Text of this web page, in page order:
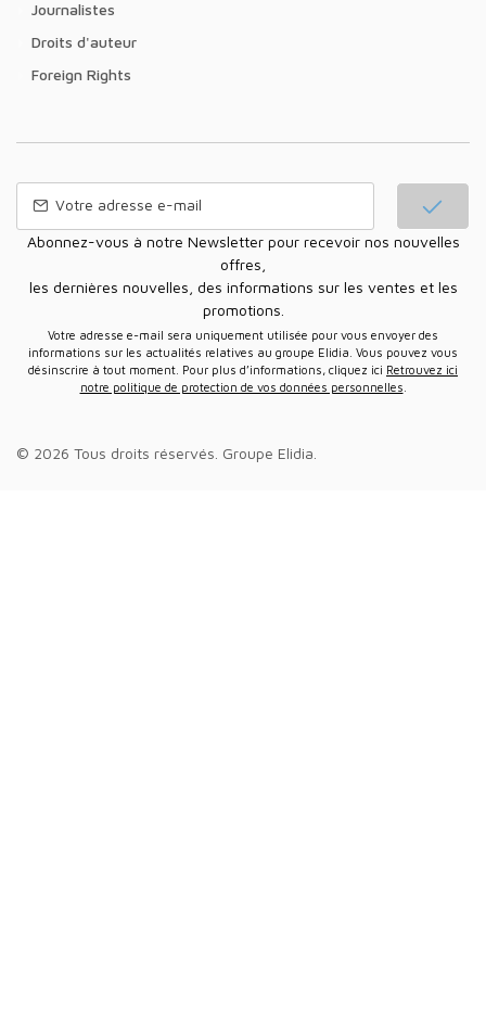
Journalistes
Droits d'auteur
Foreign Rights
Abonnez-vous à notre Newsletter pour recevoir nos nouvelles
offres,
les dernières nouvelles, des informations sur les ventes et les
promotions.
Votre adresse e-mail sera uniquement utilisée pour vous envoyer des
informations sur les actualités relatives au groupe Elidia. Vous pouvez vous
désinscrire à tout moment. Pour plus d’informations, cliquez ici Retrouvez ici
notre politique de protection de vos données personnelles
© 2026 Tous droits réservés. Groupe Elidia